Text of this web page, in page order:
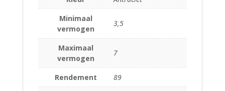
Minimaal
vermogen
3,5
Maximaal
vermogen
7
Rendement
89